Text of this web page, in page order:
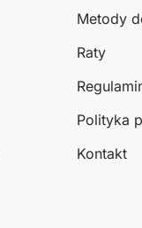
Metody
Raty
Polityka
Kontakt